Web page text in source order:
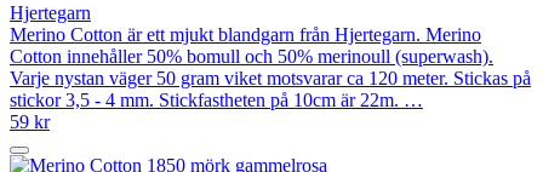
Hjertegarn
Merino Cotton är ett mjukt blandgarn från Hjertegarn. Merino
Cotton innehåller 50% bomull och 50% merinoull (superwash).
Varje nystan väger 50 gram viket motsvarar ca 120 meter. Stickas på
stickor 3,5 - 4 mm. Stickfastheten på 10cm är 22m. …
59 kr